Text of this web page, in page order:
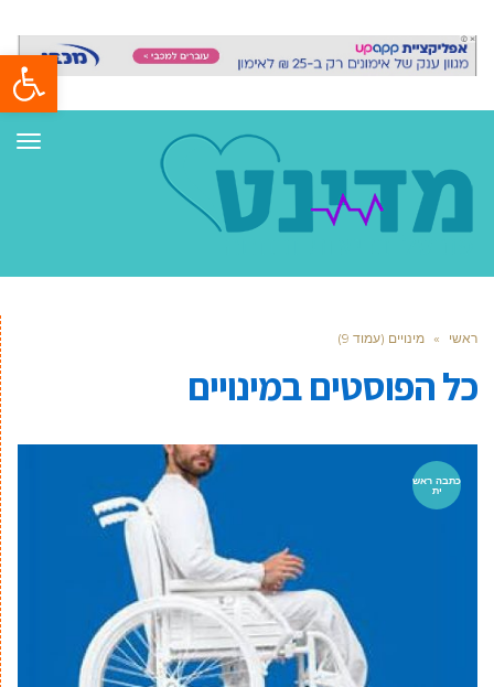
פתח
ראשי » מינויים (עמוד 9)
כל הפוסטים במינויים
כתבה ראש
ית